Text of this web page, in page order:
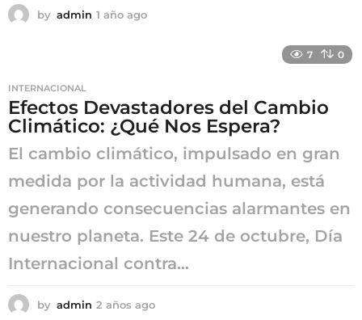
by admin 1 año ago
o
7 0
INTERNACIONAL
Efectos Devastadores del Cambio
Climático: ¿Qué Nos Espera?
El cambio climático, impulsado en gran
medida por la actividad humana, está
generando consecuencias alarmantes en
nuestro planeta. Este 24 de octubre, Día
Internacional contra...
by admin 2 años ago